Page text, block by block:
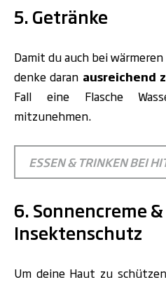
5. Getränke
Damit du auch bei
denke daran ausreichend
Fall eine Flasche
mitzunehmen.
ESSEN & TRINKEN BEI
6. Sonnencreme
Insektenschutz
Um deine Haut zu